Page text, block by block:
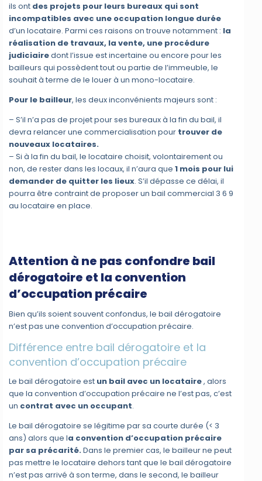
ils ont des projets pour leurs bureaux qui sont
incompatibles avec une occupation longue durée
d’un locataire. Parmi ces raisons on trouve notamment : la
réalisation de travaux, la vente, une procédure
judiciairedont l’issue est incertaine ou encore pour les
bailleurs qui possèdent tout ou partie de l’immeuble, le
souhait à terme de le louer à un mono-locataire.
Pour le bailleur, les deux inconvénients majeurs sont :
– S’il n’a pas de projet pour ses bureaux à la fin du bail, il
devra relancer une commercialisation pour trouver de
nouveaux locataires.
– Si à la fin du bail, le locataire choisit, volontairement ou
non, de rester dans les locaux, il n’aura que1 mois pour lui
demander de quitter les lieux. S’il dépasse ce délai, il
pourra être contraint de proposer un bail commercial 3 6 9
au locataire en place.
Attention à ne pas confondre bail
dérogatoire et la convention
d’occupation précaire
Bien qu’ils soient souvent confondus, le bail dérogatoire
n’est pas une convention d’occupation précaire.
Différence entre bail dérogatoire et la
convention d’occupation précaire
Le bail dérogatoire est un bail avec un locataire, alors
que la convention d’occupation précaire ne l’est pas, c’est
un contrat avec un occupant.
Le bail dérogatoire se légitime par sa courte durée (< 3
ans) alors que la convention d’occupation précaire
par sa précarité.Dans le premier cas, le bailleur ne peut
pas mettre le locataire dehors tant que le bail dérogatoire
n’est pas arrivé à son terme, dans le second, le bailleur